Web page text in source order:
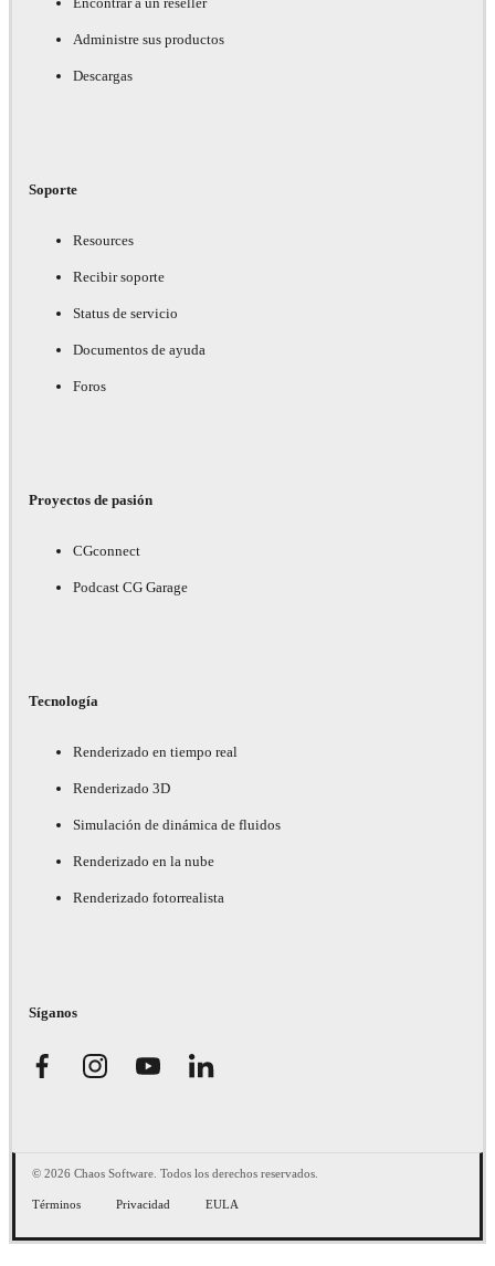
Administre sus productos
Descargas
Soporte
Resources
Recibir soporte
Status de servicio
Documentos de ayuda
Foros
Proyectos de pasión
CGconnect
Podcast CG Garage
Tecnología
Renderizado en tiempo real
Renderizado 3D
Simulación de dinámica de fluidos
Renderizado en la nube
Renderizado fotorrealista
Síganos
© 2026 Chaos Software. Todos los derechos reservados.
Términos Privacidad EULA